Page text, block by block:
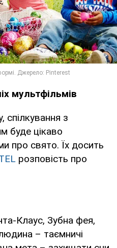
мультфільмів
спілкування з
буде цікаво
про свято. Їх досить
розповість про
Клаус, Зубна фея,
– таємничі